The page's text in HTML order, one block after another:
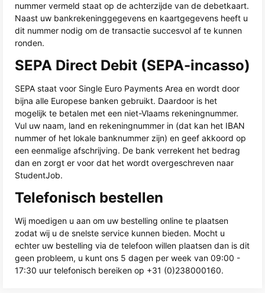
nummer vermeld staat op de achterzijde van de debetkaart.
Naast uw bankrekeninggegevens en kaartgegevens heeft u
dit nummer nodig om de transactie succesvol af te kunnen
ronden.
SEPA Direct Debit (SEPA-incasso)
SEPA staat voor Single Euro Payments Area en wordt door
bijna alle Europese banken gebruikt. Daardoor is het
mogelijk te betalen met een niet-Vlaams rekeningnummer.
Vul uw naam, land en rekeningnummer in (dat kan het IBAN
nummer of het lokale banknummer zijn) en geef akkoord op
een eenmalige afschrijving. De bank verrekent het bedrag
dan en zorgt er voor dat het wordt overgeschreven naar
StudentJob.
Telefonisch bestellen
Wij moedigen u aan om uw bestelling online te plaatsen
zodat wij u de snelste service kunnen bieden. Mocht u
echter uw bestelling via de telefoon willen plaatsen dan is dit
geen probleem, u kunt ons 5 dagen per week van 09:00 -
17:30 uur telefonisch bereiken op +31 (0)238000160.